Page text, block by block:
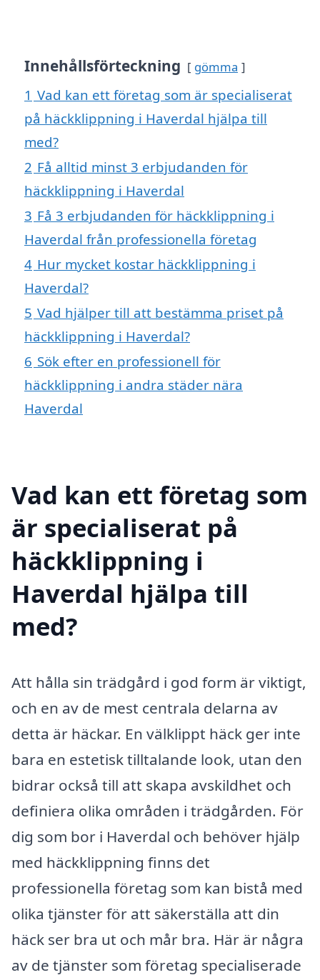
Innehållsförteckning gömma
1 Vad kan ett företag som är specialiserat
på häckklippning i Haverdal hjälpa till
med?
2 Få alltid minst 3 erbjudanden för
häckklippning i Haverdal
3 Få 3 erbjudanden för häckklippning i
Haverdal från professionella företag
4 Hur mycket kostar häckklippning i
Haverdal?
5 Vad hjälper till att bestämma priset på
häckklippning i Haverdal?
6 Sök efter en professionell för
häckklippning i andra städer nära
Haverdal
Vad kan ett företag som
är specialiserat på
häckklippning i
Haverdal hjälpa till
med?
Att hålla sin trädgård i god form är viktigt,
och en av de mest centrala delarna av
detta är häckar. En välklippt häck ger inte
bara en estetisk tilltalande look, utan den
bidrar också till att skapa avskildhet och
definiera olika områden i trädgården. För
dig som bor i Haverdal och behöver hjälp
med häckklippning finns det
professionella företag som kan bistå med
olika tjänster för att säkerställa att din
häck ser bra ut och mår bra. Här är några
av de tjänster som företag specialiserade